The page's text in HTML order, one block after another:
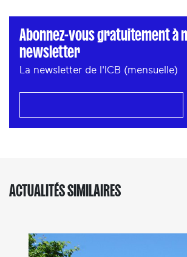
Abonnez-vous gratuitement à
newsletter
La newsletter de l'ICB (mensuelle)
ACTUALITÉS SIMILAIRES